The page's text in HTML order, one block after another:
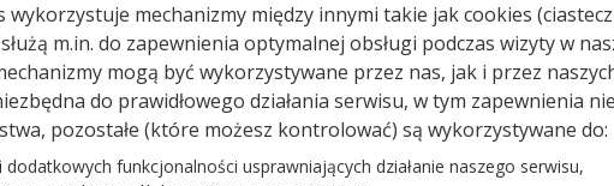
Tmed - Joanna Kosińska
Zarezerwuj wizytę telefonicznie
wykorzystuje mechanizmy między innymi takie jak cookies
m.in. do zapewnienia optymalnej obsługi podczas wizyty w
mogą być wykorzystywane przez nas, jak i przez
do prawidłowego działania serwisu, w tym zapewnienia
pozostałe (które możesz kontrolować) są wykorzystywane do:
dodatkowych funkcjonalności usprawniających działanie naszego serwisu,